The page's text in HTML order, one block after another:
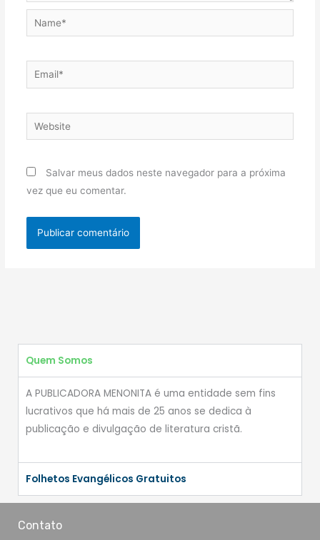
Name*
Email*
Website
Salvar meus dados neste navegador para a próxima
vez que eu comentar.
Quem Somos
A PUBLICADORA MENONITA é uma entidade sem fins
lucrativos que há mais de 25 anos se dedica à
publicação e divulgação de literatura cristã.
Folhetos Evangélicos Gratuitos
Contato